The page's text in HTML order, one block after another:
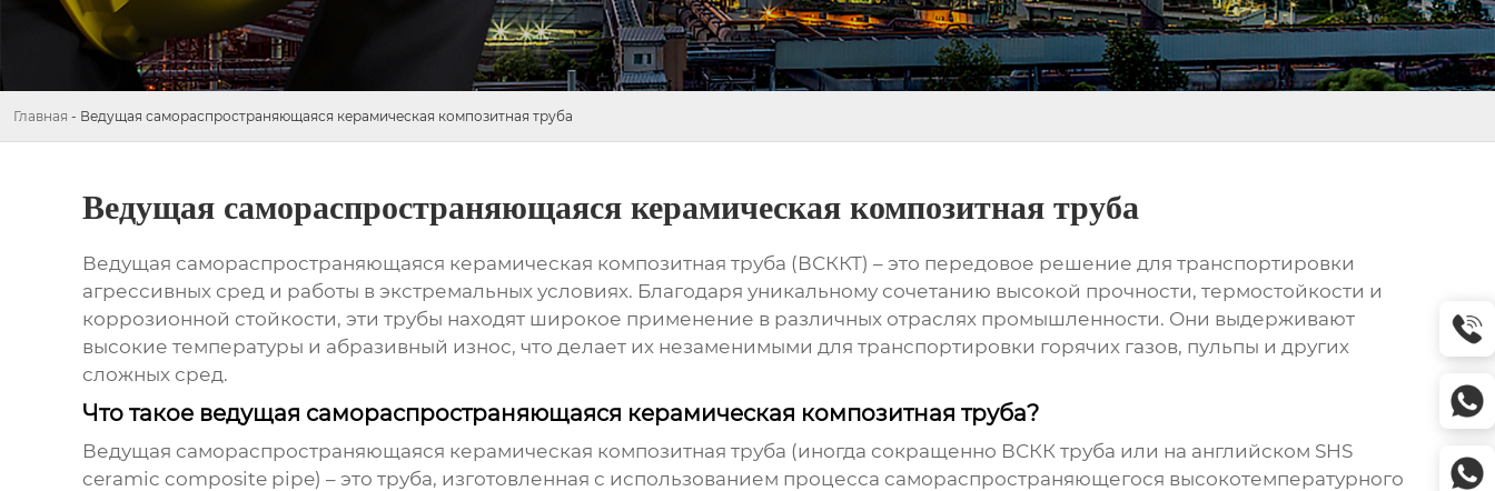
Главная - Ведущая самораспространяющаяся керамическая композитная труба
Ведущая самораспространяющаяся керамическая композитная труба
Ведущая самораспространяющаяся керамическая композитная труба (ВСККТ) – это передовое решение для транспортировки
агрессивных сред и работы в экстремальных условиях. Благодаря уникальному сочетанию высокой прочности, термостойкости и
коррозионной стойкости, эти трубы находят широкое применение в различных отраслях промышленности. Они выдерживают
высокие температуры и абразивный износ, что делает их незаменимыми для транспортировки горячих газов, пульпы и других
сложных сред.
Что такое ведущая самораспространяющаяся керамическая композитная труба?
Ведущая самораспространяющаяся керамическая композитная труба (иногда сокращенно ВСКК труба или на английском SHS
ceramic composite pipe) – это труба, изготовленная с использованием процесса самораспространяющегося высокотемпературного